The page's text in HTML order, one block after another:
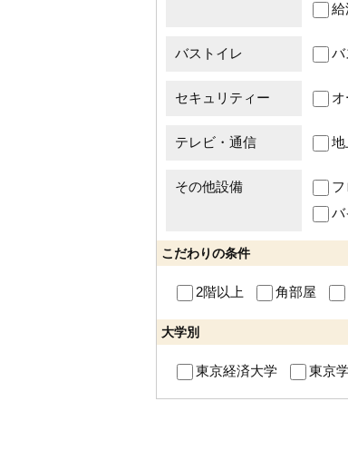
給
バストイレ バ
セキュリティー
テレビ・通信 地
その他設備
バ
こだわりの条件
2階以上 角部屋
大学別
東京経済大学 東京